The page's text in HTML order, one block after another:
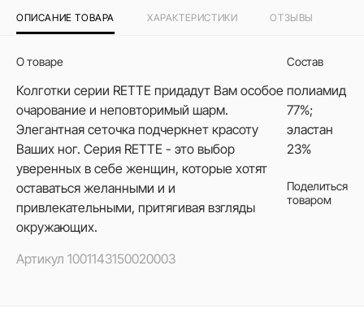
ОПИСАНИЕ ТОВАРА ХАРАКТЕРИСТИКИ ОТЗЫВЫ
О товаре
Колготки серии RETTE придадут Вам особое
очарование и неповторимый шарм.
Элегантная сеточка подчеркнет красоту
Ваших ног. Серия RETTE - это выбор
уверенных в себе женщин, которые хотят
оставаться желанными и и
привлекательными, притягивая взгляды
окружающих.
Артикул 1001143150020003
Состав
полиамид
77%;
эластан
23%
Поделиться
товаром